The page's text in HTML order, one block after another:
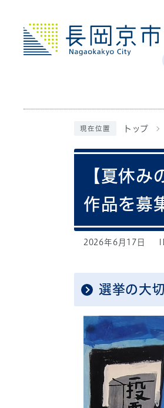
現在位置 トップ
【夏休
作品を募
2026年6月17日
選挙の大